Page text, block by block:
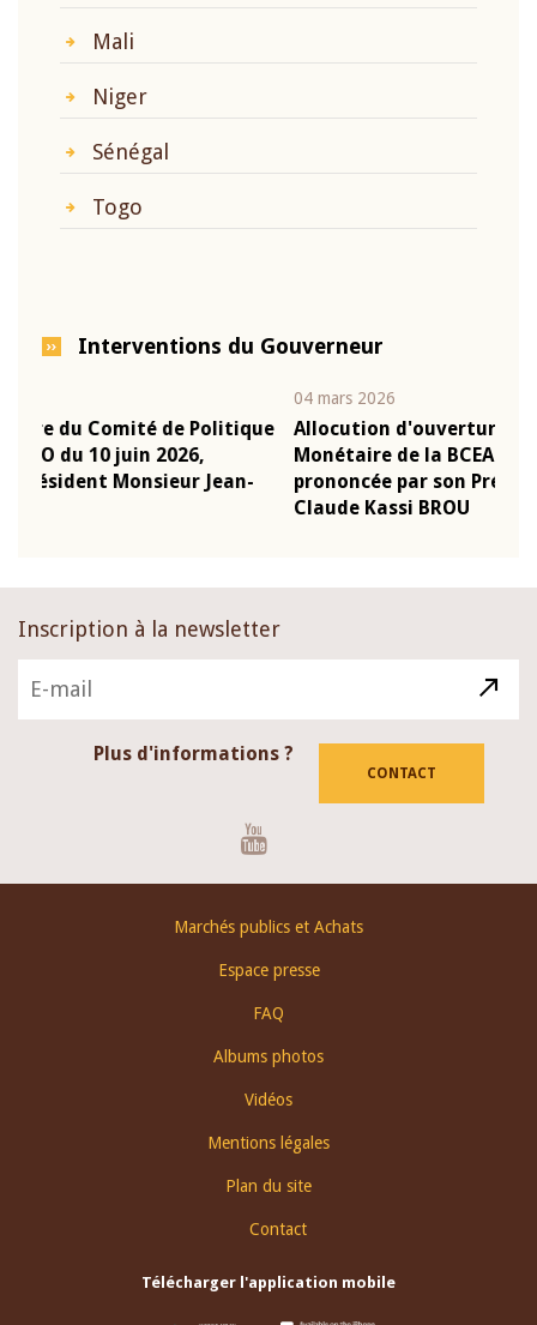
Mali
Niger
Sénégal
Togo
Interventions du Gouverneur
Allocution d'ouverture du Comité de Politique
Monétaire de la BCEAO du 4 mars 2026,
prononcée par son Président Monsieur Jean-
Inscription à la newsletter
Plus d'informations ?
CONTACT
Marchés publics et Achats
Espace presse
FAQ
Albums photos
Vidéos
Mentions légales
Plan du site
Contact
Télécharger l'application mobile